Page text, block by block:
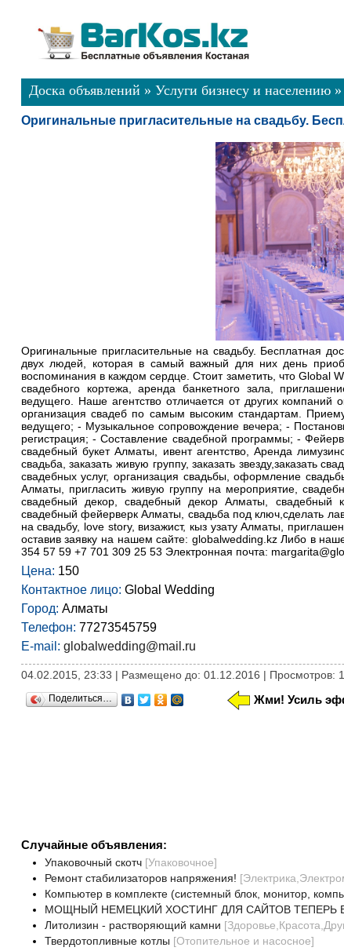
Доска объявлений » Услуги бизнесу и населению»
Оригинальные пригласительные на свадьбу.
Оригинальные пригласительные на свадьбу. Бесплатная
двух людей, которая в самый важный для них день
воспоминания в каждом сердце. Стоит заметить, что Global
свадебного кортежа, аренда банкетного зала,
ведущего. Наше агентство отличается от других
организация свадеб по самым высоким стандартам.
ведущего; - Музыкальное сопровождение вечера; -
регистрация; - Составление свадебной программы; -
свадебный букет Алматы, ивент агентство, Аренда
свадьба, заказать живую группу, заказать звезду,заказать
свадебных услуг, организация свадьбы, оформление
Алматы, пригласить живую группу на мероприятие,
свадебный декор, свадебный декор Алматы, свадебный
свадебный фейерверк Алматы, свадьба под ключ,сделать
на свадьбу, love story, визажист, кыз узату Алматы,
оставив заявку на нашем сайте: globalwedding.kz Либо в
354 57 59 +7 701 309 25 53 Электронная почта:
Цена: 150
Контактное лицо: Global Wedding
Город: Алматы
Телефон: 77273545759
E-mail: globalwedding@mail.ru
04.02.2015, 23:33 | Размещено до: 01.12.2016 | Просмотров:
Поделиться… Жми! Усиль
Случайные объявления:
Упаковочный скотч [Упаковочное]
Ремонт стабилизаторов напряжения! [
Компьютер в комплекте (системный блок, монитор,
МОЩНЫЙ НЕМЕЦКИЙ ХОСТИНГ ДЛЯ САЙТОВ ТЕПЕРЬ
Литолизин - растворяющий камни [
Твердотопливные котлы [Отопительное и насосное]